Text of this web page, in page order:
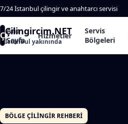
7/24 İstanbul çilingir ve anahtarcı servisi
ÇÇilingircim.NET
İstanbul yakınında
Ana
Sayfa
Hizmetler
Servis
Bölgeleri
BÖLGE ÇILINGIR REHBERI